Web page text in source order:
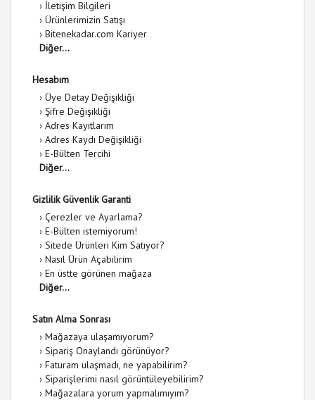
› İletişim Bilgileri
› Ürünlerimizin Satışı
› Bitenekadar.com Kariyer
Diğer...
Hesabım
› Üye Detay Değişikliği
› Şifre Değişikliği
› Adres Kayıtlarım
› Adres Kaydı Değişikliği
› E-Bülten Tercihi
Diğer...
Gizlilik Güvenlik Garanti
› Çerezler ve Ayarlama?
› E-Bülten istemiyorum!
› Sitede Ürünleri Kim Satıyor?
› Nasıl Ürün Açabilirim
› En üstte görünen mağaza
Diğer...
Satın Alma Sonrası
› Mağazaya ulaşamıyorum?
› Sipariş Onaylandı görünüyor?
› Faturam ulaşmadı, ne yapabilirim?
› Siparişlerimi nasıl görüntüleyebilirim?
› Mağazalara yorum yapmalımıyım?